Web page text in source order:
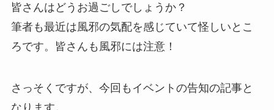
皆さんはどうお過ごしでしょうか？
筆者も最近は風邪の気配を感じていて怪しいとこ
ろです。皆さんも風邪には注意！
さっそくですが、今回もイベントの告知の記事と
なります。